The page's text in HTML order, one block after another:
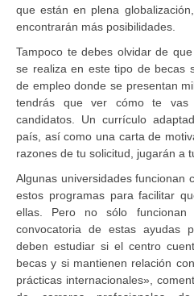
que están en plena
encontrarán más posibilidades.
Tampoco te debes olvidar de
se realiza en este tipo de becas
de empleo donde se presentan
tendrás que ver cómo te
candidatos. Un currículo
país, así como una carta de
razones de tu solicitud, jugarán a
Algunas universidades funcionan
estos programas para facilitar
ellas. Pero no sólo funcionan
convocatoria de estas ayudas
deben estudiar si el centro
becas y si mantienen relación
prácticas internacionales»,